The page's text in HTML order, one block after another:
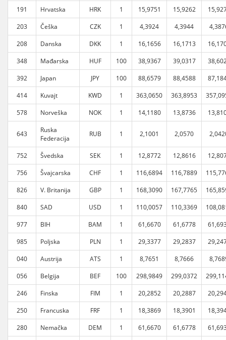
191
Hrvatska HRK 1 15,9751 15,9262
203
Češka CZK 1 4,3924 4,3944
208
Danska DKK 1 16,1656 16,1713
348
Mađarska HUF 100 38,9367 39,0317
392
Japan JPY 100 88,6579 88,4588
414
Kuvajt KWD 1 363,0650 363,8953
578
Norveška NOK 1 14,1180 13,8736
643
Ruska
Federacija
RUB 1 2,1001 2,0570
752 Švedska SEK 1 12,8772 12,8616
756
Švajcarska CHF 1 116,6894 116,7889
826
V. Britanija GBP 1 168,3090 167,7765
840
SAD USD 1 110,0057 110,3369
977
BIH BAM 1 61,6670 61,6778
985
Poljska PLN 1 29,3377 29,2837
040
Austrija ATS 1 8,7651 8,7666
056
Belgija BEF 100 298,9849 299,0372
246
Finska FIM 1 20,2852 20,2887
250
Francuska FRF 1 18,3869 18,3901
280
Nemačka DEM 1 61,6670 61,6778